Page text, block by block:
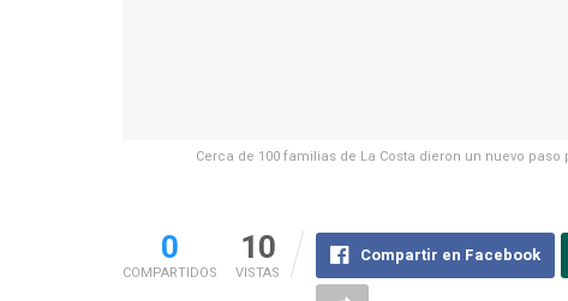
Cerca de 100 familias de La Costa dieron un nuevo
0
COMPARTIDOS
10
VISTAS
Compartir en Facebook